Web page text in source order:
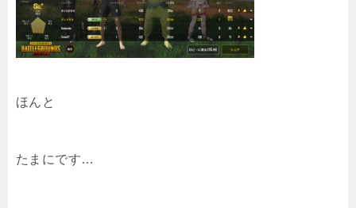
ほんと
たまにです…